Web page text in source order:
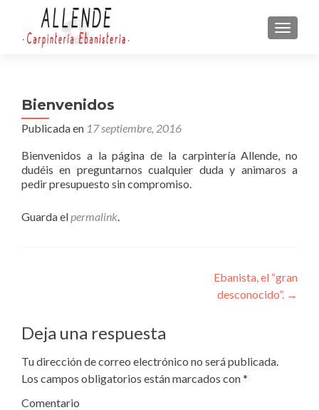
Bienvenidos
Publicada en 17 septiembre, 2016
Bienvenidos a la página de la carpintería Allende, no
dudéis en preguntarnos cualquier duda y animaros a
pedir presupuesto sin compromiso.
Guarda elpermalink.
entradas
Ebanista, el “gran
desconocido”. →
Deja una respuesta
Tu dirección de correo electrónico no será publicada.
Los campos obligatorios están marcados con*
Comentario